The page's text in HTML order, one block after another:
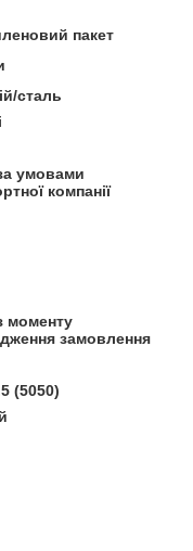
пакет
сталь
умовами
компанії
моменту
замовлення
(5050)